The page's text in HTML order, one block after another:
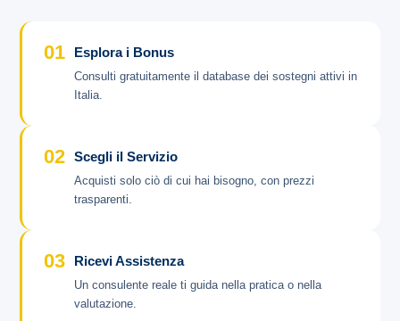
01 Esplora i Bonus
Consulti gratuitamente il database dei sostegni attivi in
Italia.
02 Scegli il Servizio
Acquisti solo ciò di cui hai bisogno, con prezzi
trasparenti.
03 Ricevi Assistenza
Un consulente reale ti guida nella pratica o nella
valutazione.